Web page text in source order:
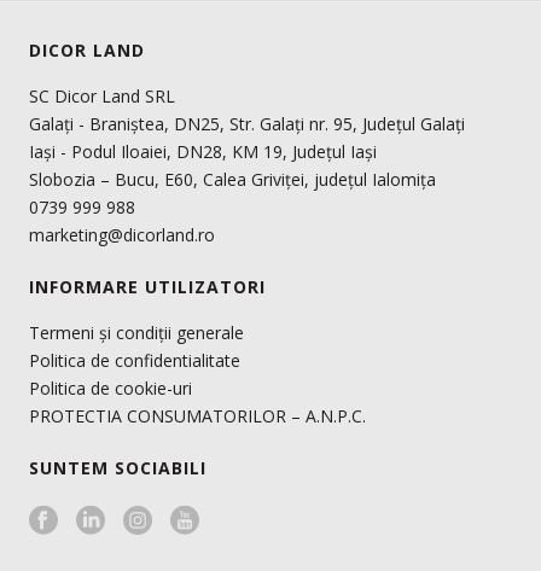
DICOR LAND
SC Dicor Land SRL
Galați - Braniștea, DN25, Str. Galați nr. 95, Județul Galați
Iași - Podul Iloaiei, DN28, KM 19, Județul Iași
Slobozia – Bucu, E60, Calea Griviței, județul Ialomița
0739 999 988
marketing@dicorland.ro
INFORMARE UTILIZATORI
Termeni și condiții generale
Politica de confidentialitate
Politica de cookie-uri
PROTECTIA CONSUMATORILOR – A.N.P.C.
SUNTEM SOCIABILI